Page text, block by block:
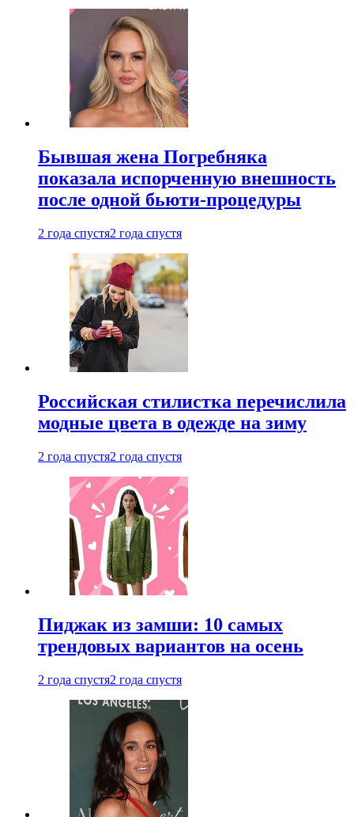
Бывшая жена Погребняка
показала испорченную внешность
после одной бьюти-процедуры
2 года спустя2 года спустя
Российская стилистка перечислила
модные цвета в одежде на зиму
2 года спустя2 года спустя
Пиджак из замши: 10 самых
трендовых вариантов на осень
2 года спустя2 года спустя